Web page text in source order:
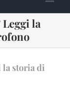
la
la storia di